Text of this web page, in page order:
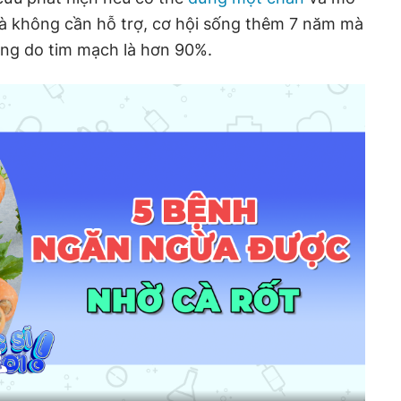
không cần hỗ trợ, cơ hội sống thêm 7 năm mà
do tim mạch là hơn 90%.